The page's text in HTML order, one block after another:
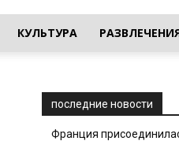
КУЛЬТУРА
последние новости
Франция